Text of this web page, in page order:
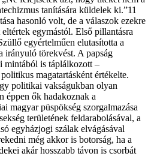
tanítására küldelek ki.”11
hasonló volt, de a válaszok ezekre
egymástól. Első pillantásra
egyértelműen elutasította a
irányuló törekvést. A papság
mintából is táplálkozott –
magatartásként értékelte.
politikai vakságukban olyan
éppen ők hadakoznak a
magyar püspökség szorgalmazása
területének feldarabolásával, a
egyházjogi szálak elvágásával
még akkor is botorság, ha a
akár hosszabb távon is csorbát